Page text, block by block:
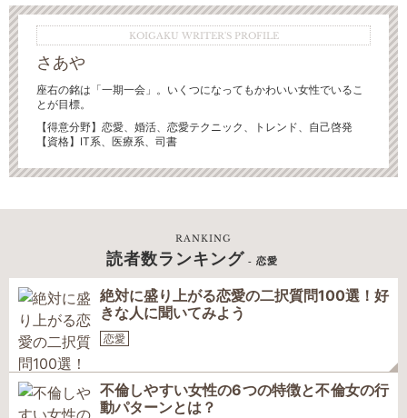
KOIGAKU WRITER'S PROFILE
さあや
座右の銘は「一期一会」。いくつになってもかわいい女性でいるこ
とが目標。
【得意分野】 恋愛、婚活、恋愛テクニック、トレンド、自己啓発
【資格】IT系、医療系、司書
RANKING
読者数ランキング - 恋愛
絶対に盛り上がる恋愛の二択質問100選！好
きな人に聞いてみよう
恋愛
不倫しやすい女性の6つの特徴と不倫女の行
動パターンとは？